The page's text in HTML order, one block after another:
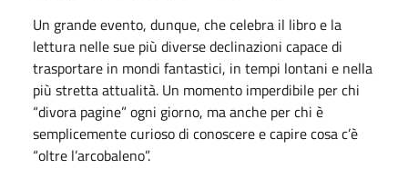
Un grande evento, dunque, che celebra il libro e la
lettura nelle sue più diverse declinazioni capace di
trasportare in mondi fantastici, in tempi lontani e nella
più stretta attualità. Un momento imperdibile per chi
“divora pagine” ogni giorno, ma anche per chi è
semplicemente curioso di conoscere e capire cosa c’è
“oltre l’arcobaleno”.